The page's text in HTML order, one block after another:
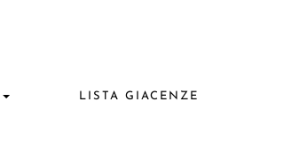
LISTA GIACENZE